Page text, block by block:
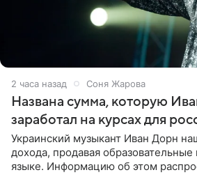
2 часа назад Соня Жарова
Названа сумма, которую
заработал на курсах для
Украинский музыкант Иван Дорн
дохода, продавая
языке. Информацию об этом